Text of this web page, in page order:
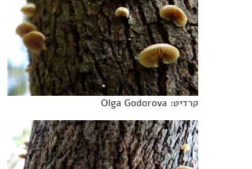
קרדיט: Olga Godorova